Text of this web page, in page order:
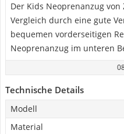
Der Kids Neoprenanzug
Vergleich durch eine gute
bequemen vorderseitigen
Neoprenanzug im unteren
Technische Details
Modell
Material